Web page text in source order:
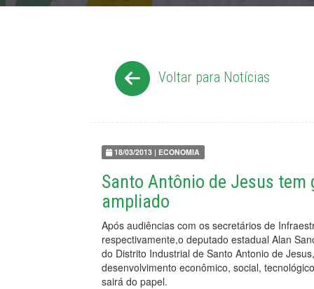
Voltar para Notícias
18/03/2013 | ECONOMIA
Santo Antônio de Jesus
ampliado
Após audiências com os secretários de
respectivamente,o deputado estadual Alan
do Distrito Industrial de Santo Antonio de
desenvolvimento econômico, social,
sairá do papel.